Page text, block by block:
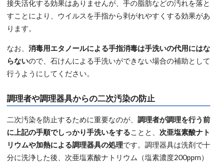
接失活化する効果はありませんが、手の脂肪などの汚れを落と
すことにより、ウイルスを手指から剥がれやすくする効果があ
ります。
なお、 消毒用エタノールによる手指消毒は手洗いの代用にはな
らないので、石けんによる手洗いができない場合の補助として
行うようにしてください。
調理者や調理器具からの二次汚染の防止
二次汚染を防止するために重要なのが、 調理者が調理を行う前
に上記の手順でしっかり手洗いをすることと、 次亜塩素酸ナト
リウムや加熱による調理器具の処理です。調理器具は洗剤で十
分に洗浄した後、次亜塩素酸ナトリウム（塩素濃度200ppm）